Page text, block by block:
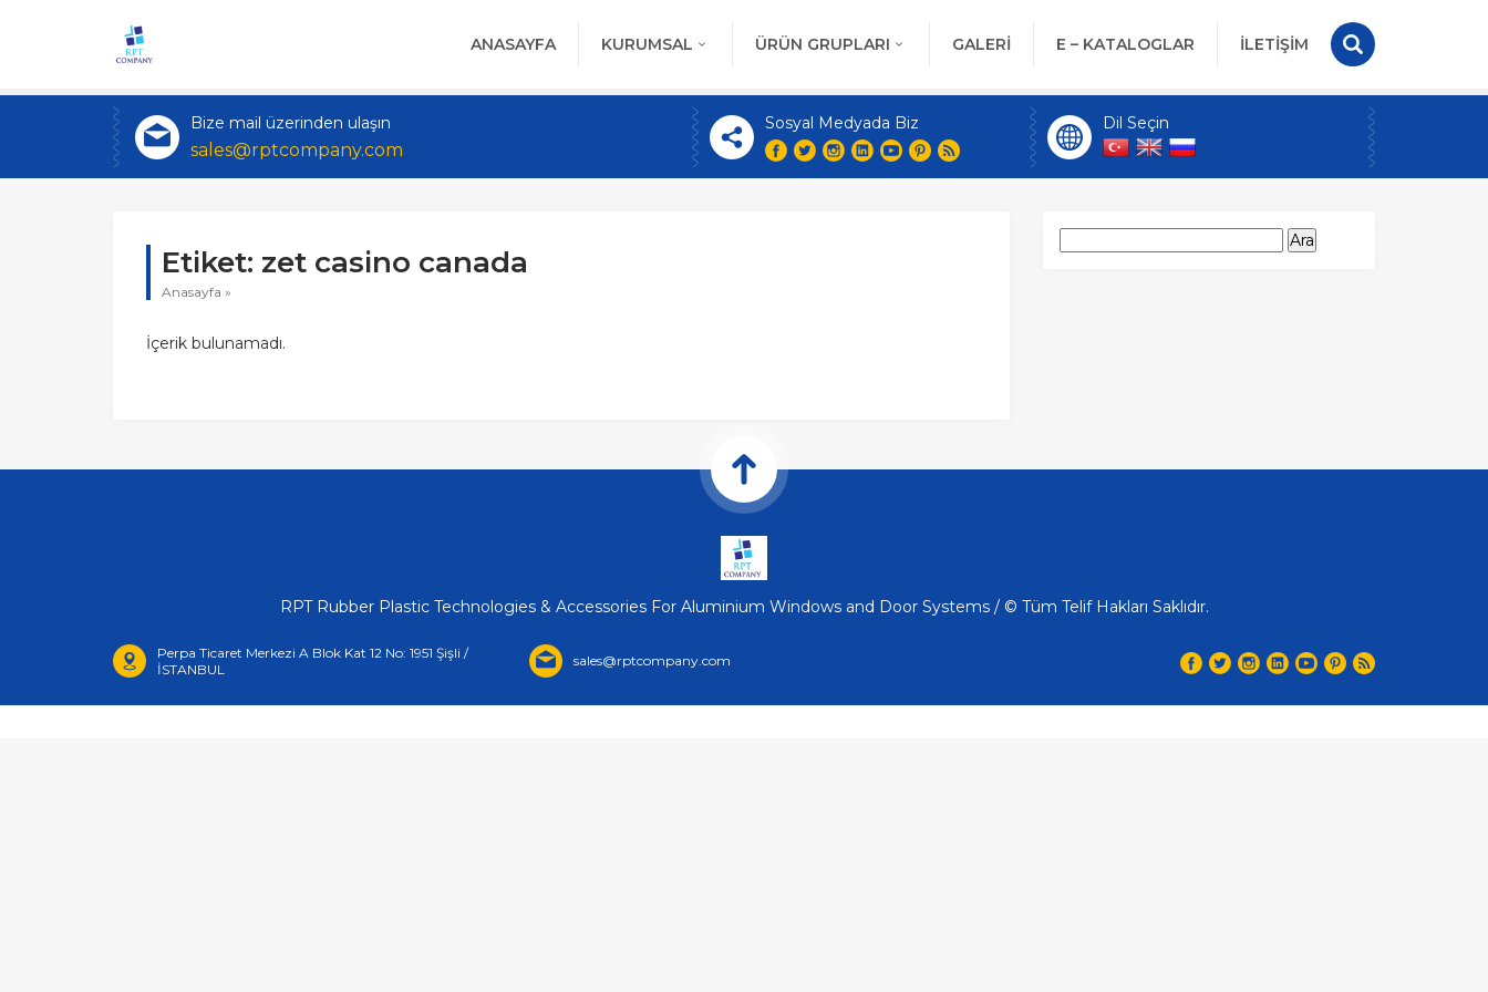
ANASAYFA KURUMSAL ÜRÜN GRUPLARI GALERİ E – KATALOGLAR İLETİŞİM
Bize mail üzerinden ulaşın
sales@rptcompany.com
Sosyal Medyada Biz Dil Seçin
Etiket: zet casino canada
Anasayfa »
İçerik bulunamadı.
RPT Rubber Plastic Technologies & Accessories For Aluminium Windows and Door Systems / © Tüm Telif Hakları Saklıdır.
Perpa Ticaret Merkezi A Blok Kat 12 No: 1951 Şişli /
İSTANBUL
sales@rptcompany.com